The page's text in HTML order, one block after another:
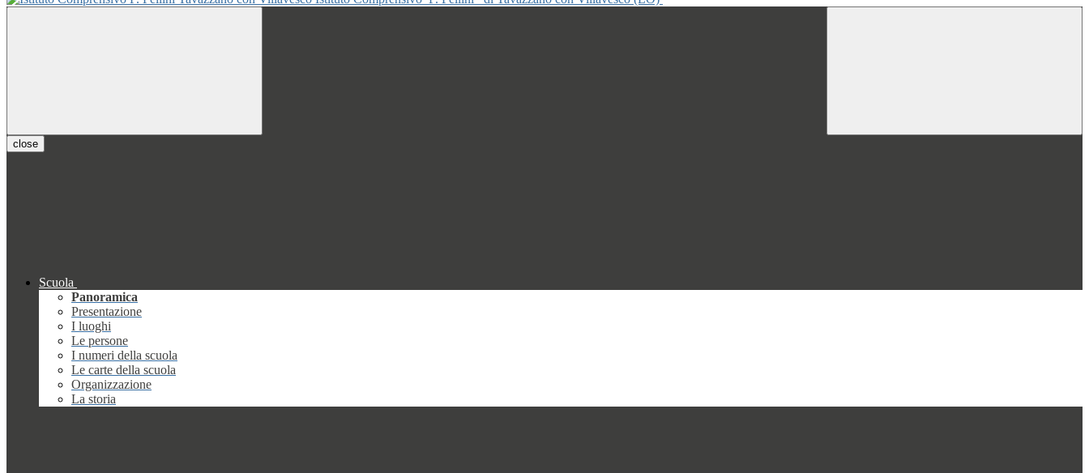
close
Scuola
Panoramica
Presentazione
I luoghi
Le persone
I numeri della scuola
Le carte della scuola
Organizzazione
La storia